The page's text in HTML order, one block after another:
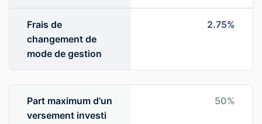
Frais de
changement de
mode de gestion
2.75%
Part maximum d'un
versement investi
50%